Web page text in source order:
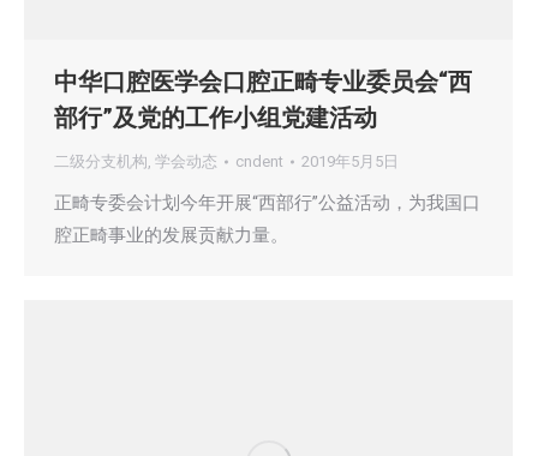
中华口腔医学会口腔正畸专业委员会“西
部行”及党的工作小组党建活动
二级分支机构, 学会动态 cndent 2019年5月5日
正畸专委会计划今年开展“西部行”公益活动，为我国口
腔正畸事业的发展贡献力量。